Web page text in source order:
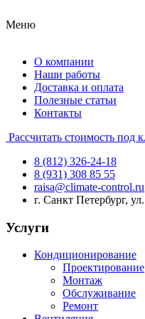
Меню
О компании
Наши работы
Доставка и оплата
Полезные статьи
Контакты
Рассчитать стоимость под
8 (812) 326-24-18
8 (931) 308 85 55
raisa@climate-control.ru
г. Санкт Петербург,
Услуги
Кондиционирование
Проектирование
Монтаж
Обслуживание
Ремонт